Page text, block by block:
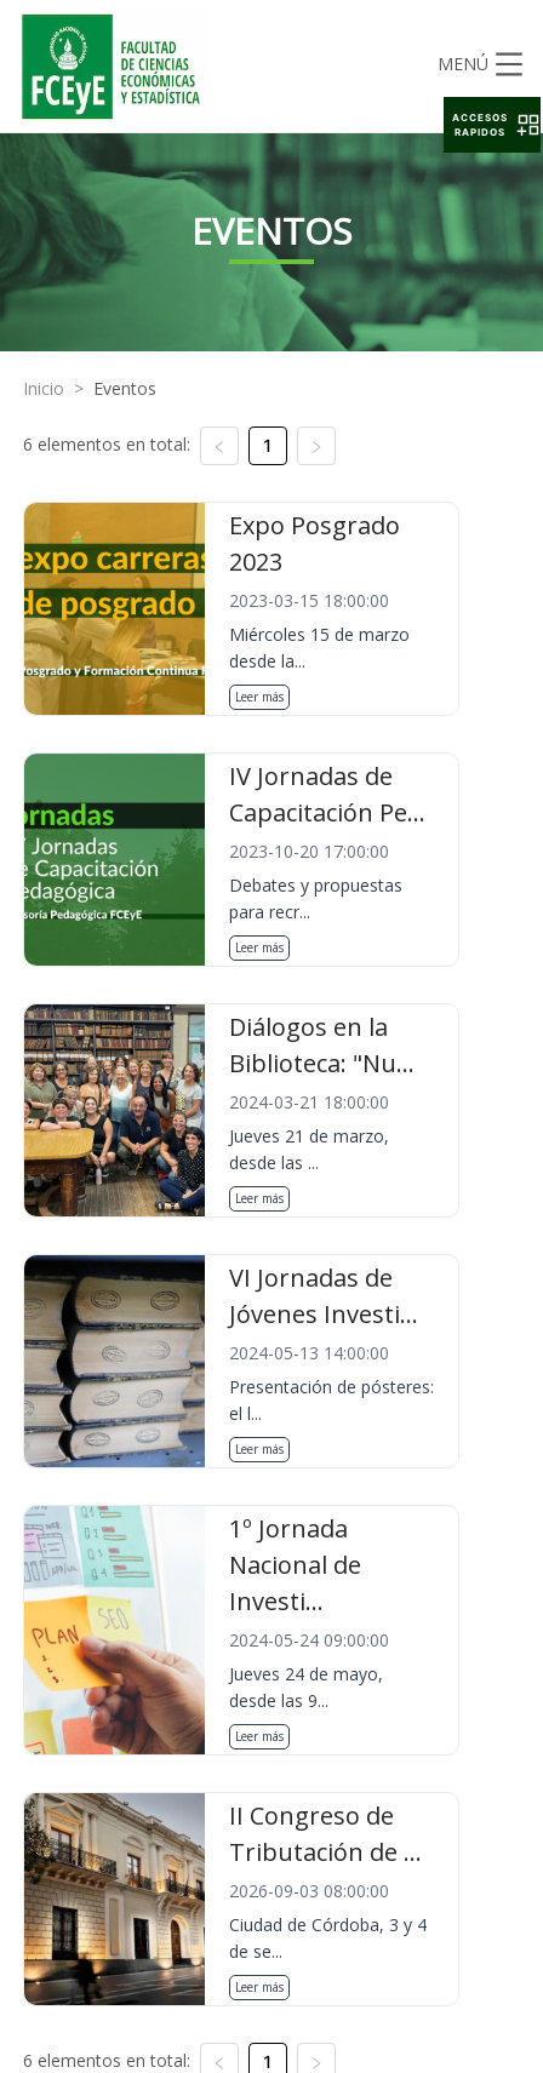
MENÚ
EVENTOS
Inicio > Eventos
6 elementos en total: 1
Expo Posgrado
2023
2023-03-15 18:00:00
Miércoles 15 de marzo
desde la...
Leer más
IV Jornadas de
Capacitación Pe...
2023-10-20 17:00:00
Debates y propuestas
para recr...
Leer más
Diálogos en la
Biblioteca: "Nu...
2024-03-21 18:00:00
Jueves 21 de marzo,
desde las ...
Leer más
VI Jornadas de
Jóvenes Investi...
2024-05-13 14:00:00
Presentación de pósteres:
el l...
Leer más
1º Jornada
Nacional de
Investi...
2024-05-24 09:00:00
Jueves 24 de mayo,
desde las 9...
Leer más
II Congreso de
Tributación de ...
2026-09-03 08:00:00
Ciudad de Córdoba, 3 y 4
de se...
Leer más
6 elementos en total: 1
ACCESOS
RAPIDOS